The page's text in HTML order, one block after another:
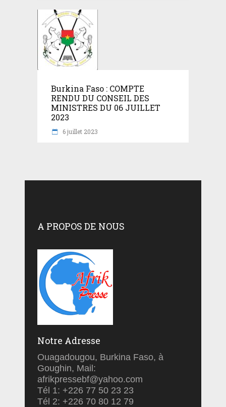
Burkina Faso : COMPTE
RENDU DU CONSEIL DES
MINISTRES DU 06 JUILLET
2023
6 juillet 2023
A PROPOS DE NOUS
Notre Adresse
Ouagadougou, Burkina Faso, à
Goughin, Mail:
afrikpressebf@yahoo.com
Tél 1: +226 77 50 23 23
Tél 2: +226 70 80 12 79